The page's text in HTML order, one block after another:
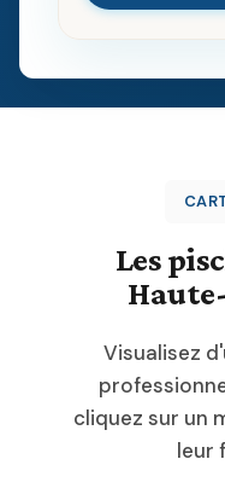
Les
Visualisez
cliquez sur un
leur